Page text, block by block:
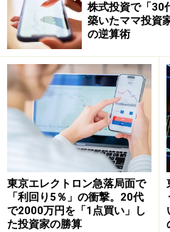
4つのノーベル賞受賞
ンリーワン技術
株式投資で「30
築いたママ投資
の逆算術
東京エレクトロン急落局面で
「利回り5％」の衝撃。20代
で2000万円を「1点買い」し
た投資家の勝算